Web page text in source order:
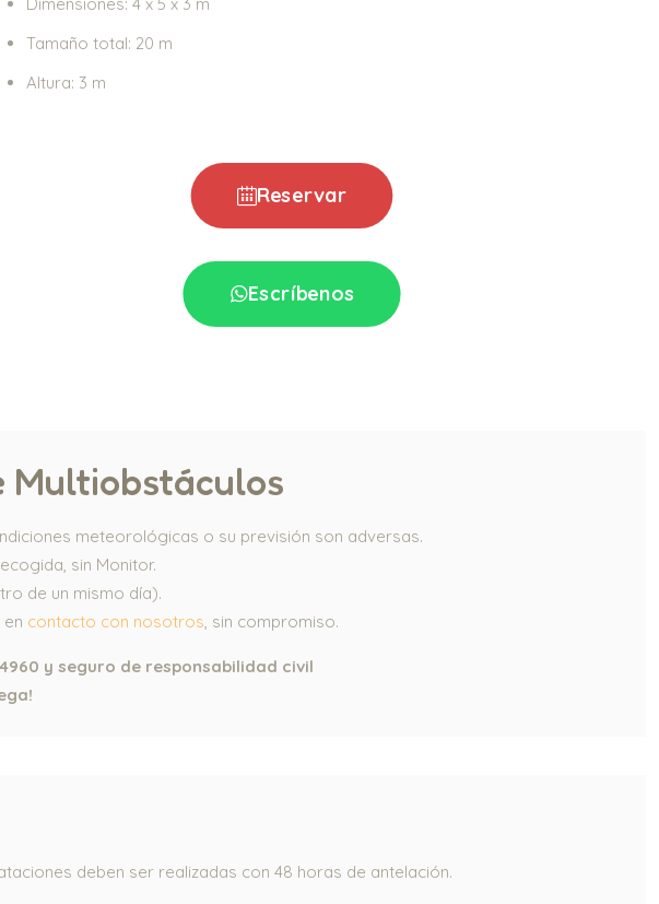
Tamaño total: 20 m
Altura: 3 m
Reservar
Escríbenos
Multiobstáculos
meteorológicas o su previsión son adversas.
sin Monitor.
de un mismo día).
contacto con nosotros, sin compromiso.
y seguro de responsabilidad civil
deben ser realizadas con 48 horas de antelación.